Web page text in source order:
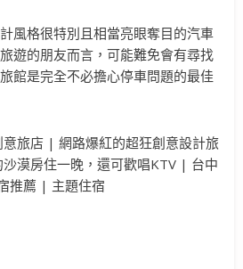
風格很特別且相當亮眼奪目的汽車
遊的朋友而言，可能難免會有尋找
館是完全不必擔心停車問題的最佳